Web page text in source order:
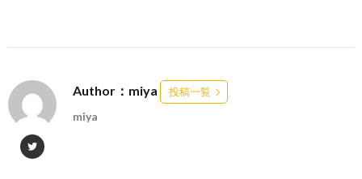
Author：miya 投稿一覧
miya